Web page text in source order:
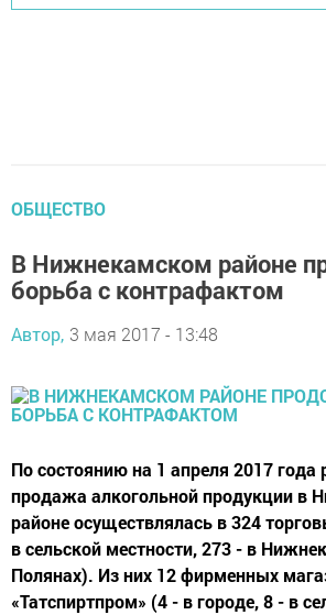
ОБЩЕСТВО
В Нижнекамском районе
борьба с контрафактом
Автор, 3 мая 2017 - 13:48
По состоянию на 1 апреля 2017 года
продажа алкогольной продукции в
районе осуществлялась в 324
в сельской местности, 273 - в
Полянах). Из них 12 фирменных
«Татспиртпром» (4 - в городе, 8 - в